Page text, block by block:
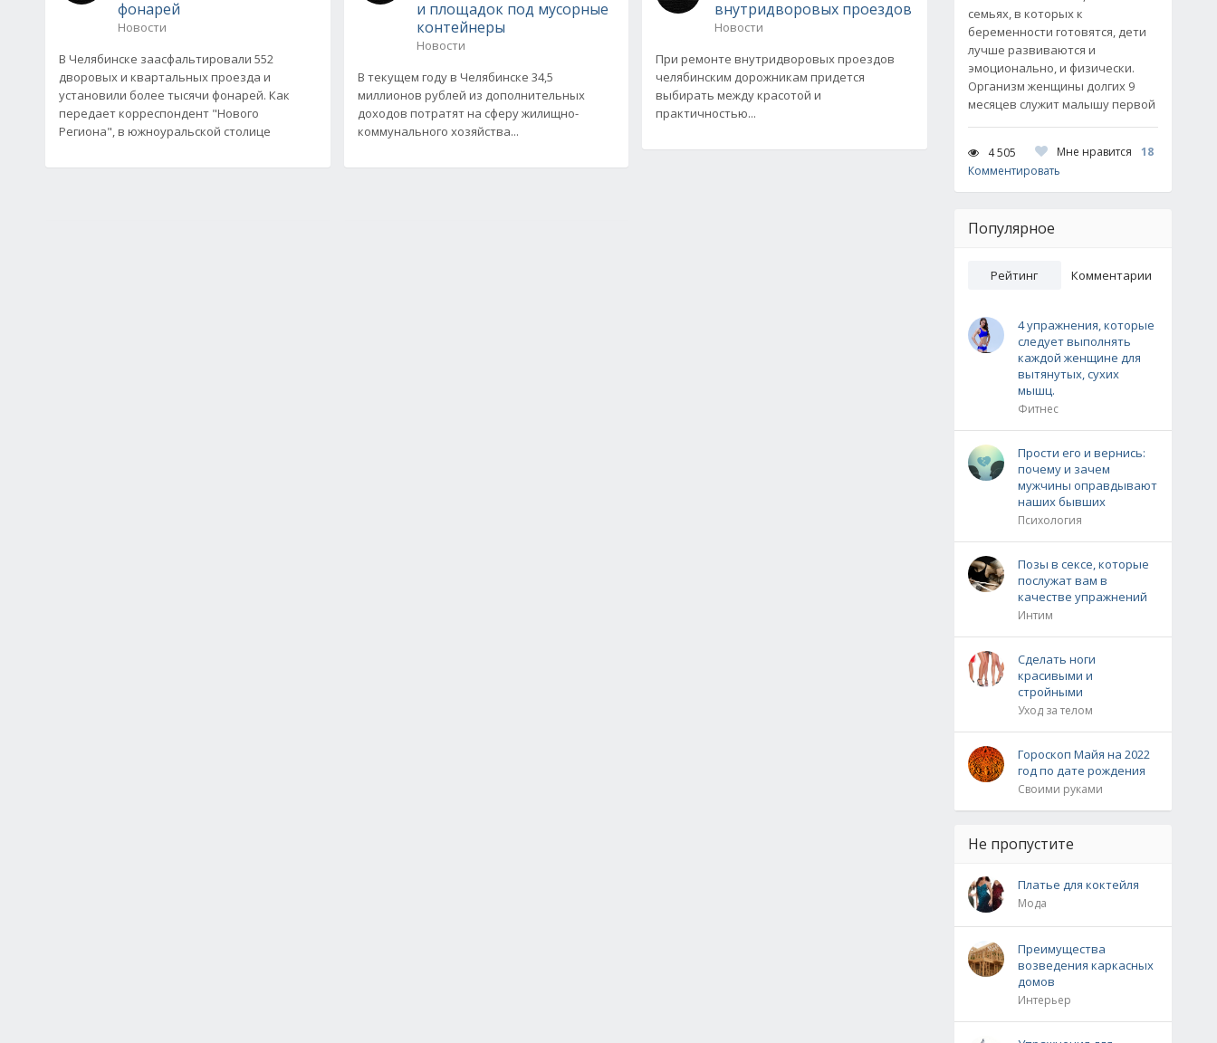
фонарей
Новости
В Челябинске заасфальтировали 552
дворовых и квартальных проезда и
установили более тысячи фонарей. Как
передает корреспондент "Нового
Региона", в южноуральской столице
и площадок под мусорные
контейнеры
Новости
В текущем году в Челябинске 34,5
миллионов рублей из дополнительных
доходов потратят на сферу жилищно-
коммунального хозяйства...
внутридворовых проездов
Новости
При ремонте внутридворовых проездов
челябинским дорожникам придется
выбирать между красотой и
практичностью...
семьях, в которых к
беременности готовятся, дети
лучше развиваются и
эмоционально, и физически.
Организм женщины долгих 9
месяцев служит малышу первой
4 505 Мне нравится
18
Комментировать
Популярное
Рейтинг Комментарии
4 упражнения, которые
следует выполнять
каждой женщине для
вытянутых, сухих
мышц.
Фитнес
Прости его и вернись:
почему и зачем
мужчины оправдывают
наших бывших
Психология
Позы в сексе, которые
послужат вам в
качестве упражнений
Интим
Сделать ноги
красивыми и
стройными
Уход за телом
Гороскоп Майя на 2022
год по дате рождения
Своими руками
Не пропустите
Платье для коктейля
Мода
Преимущества
возведения каркасных
домов
Интерьер